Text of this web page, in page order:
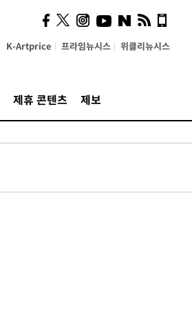
K-Artprice 프라임뉴시스 위클리뉴시스
제휴 콘텐츠 제보